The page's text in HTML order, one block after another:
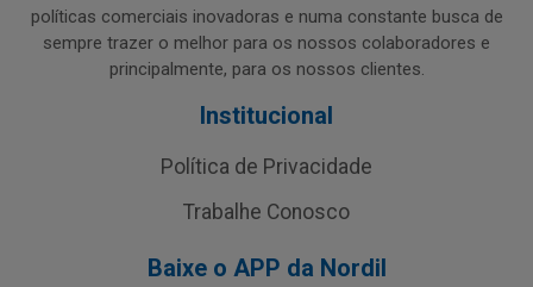
políticas comerciais inovadoras e numa constante busca de
sempre trazer o melhor para os nossos colaboradores e
principalmente, para os nossos clientes.
Institucional
Política de Privacidade
Trabalhe Conosco
Baixe o APP da Nordil